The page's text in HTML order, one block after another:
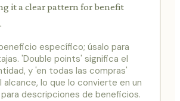
it a clear pattern for benefit
específico; úsalo para
'Double points' significa el
y 'en todas las compras'
lo que lo convierte en un
descripciones de beneficios.